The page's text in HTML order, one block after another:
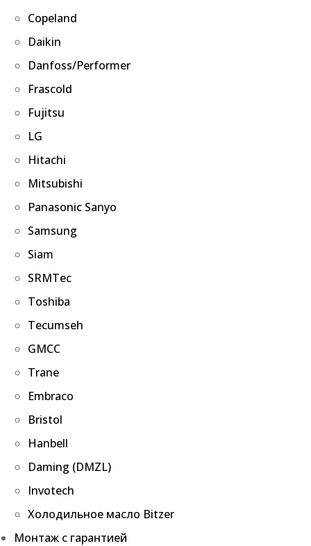
Copeland
Daikin
Danfoss/Performer
Frascold
Fujitsu
LG
Hitachi
Mitsubishi
Panasonic Sanyo
Samsung
Siam
SRMTec
Toshiba
Tecumseh
GMCC
Trane
Embraco
Bristol
Hanbell
Daming (DMZL)
Invotech
Холодильное масло Bitzer
Монтаж с гарантией